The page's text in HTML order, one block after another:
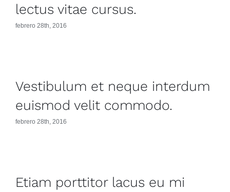
lectus vitae cursus.
febrero 28th, 2016
Vestibulum et neque interdum
euismod velit commodo.
febrero 28th, 2016
Etiam porttitor lacus eu mi